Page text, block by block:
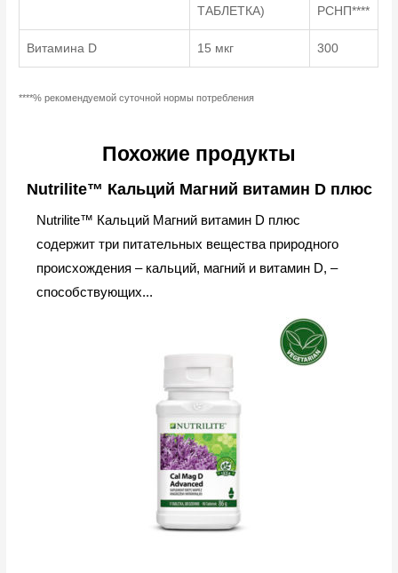
ТАБЛЕТКА)
РСНП****
Витамина D 15 мкг 300
****% рекомендуемой суточной нормы потребления
Похожие продукты
Nutrilite™ Кальций Магний витамин D плюс
Nutrilite™ Кальций Магний витамин D плюс
содержит три питательных вещества природного
происхождения – кальций, магний и витамин D, –
способствующих...